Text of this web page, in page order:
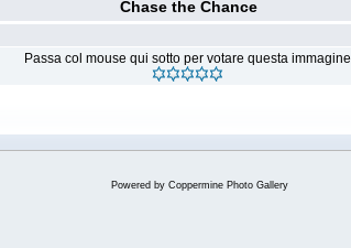
Chase the Chance
Passa col mouse qui sotto per votare questa immagine
Powered by Coppermine Photo Gallery